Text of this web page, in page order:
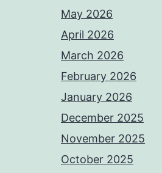
May 2026
April 2026
March 2026
February 2026
January 2026
December 2025
November 2025
October 2025